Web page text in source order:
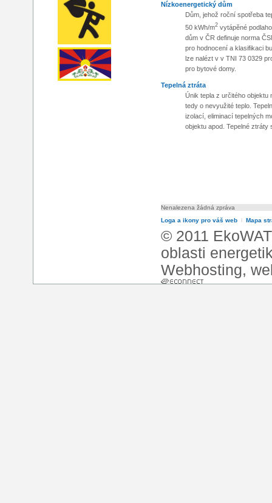
Nízkoenergetický dům
Dům, jehož roční spotřeba
50 kWh/m2 vytápěné
dům v ČR definuje norma
pro hodnocení a klasifikaci
lze nalézt v v TNI 73 0329
pro bytové domy.
Tepelná ztráta
Únik tepla z určitého
tedy o nevyužité teplo.
izolací, eliminací tepelných
objektu apod. Tepelné
Nenalezena žádná zpráva
Loga a ikony pro váš web l Mapa
© 2011
oblasti
Webhosting,